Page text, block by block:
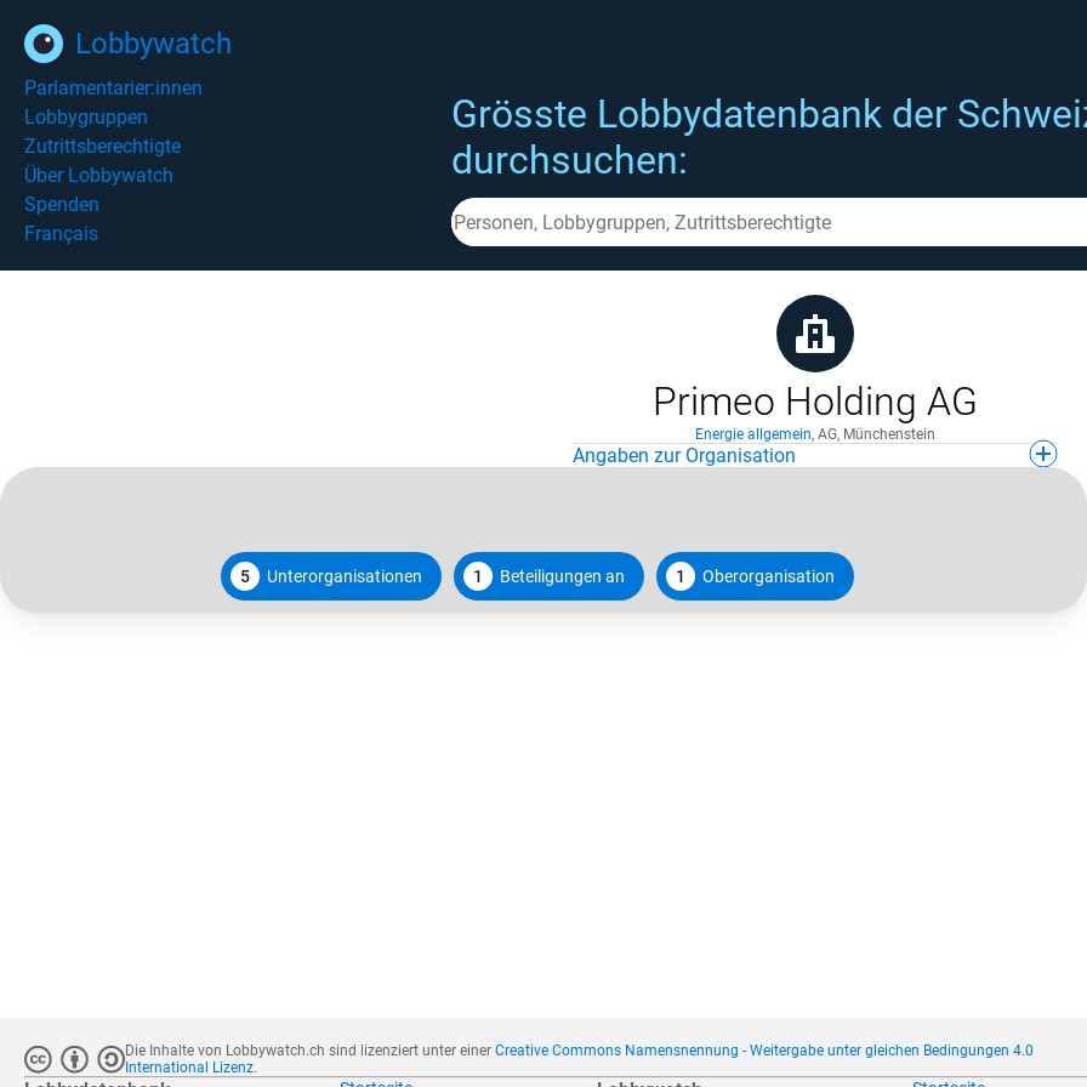
Lobbywatch
Parlamentarier:innen
Lobbygruppen
Zutrittsberechtigte
Über Lobbywatch
Spenden
Français
Grösste Lobbydatenbank der
durchsuchen:
Primeo Holding AG
Energie allgemein, AG, Münchenstein
Angaben zur Organisation
5 Unterorganisationen 1 Beteiligungen an 1 Oberorganisation
Die Inhalte von Lobbywatch.ch sind lizenziert unter einerCreative Commons Namensnennung - Weitergabe unter gleichen Bedingungen 4.0
International Lizenz.